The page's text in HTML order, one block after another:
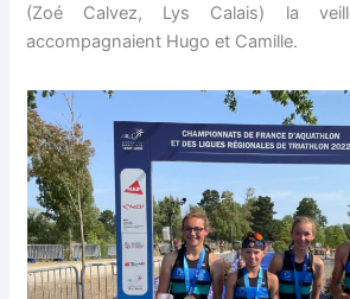
(Zoé Calvez, Lys Calais) la
accompagnaient Hugo et Camille.